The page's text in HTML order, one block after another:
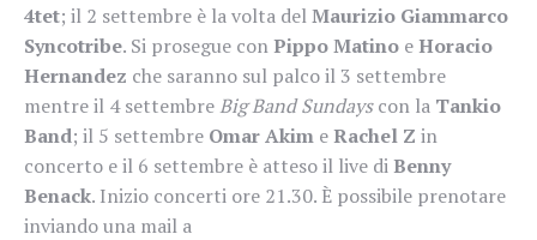
4tet; il 2 settembre è la volta delMaurizio Giammarco
Syncotribe. Si prosegue conPippo Matino eHoracio
Hernandez che saranno sul palco il 3 settembre
mentre il 4 settembreBig Band Sundayscon la Tankio
Band; il 5 settembre Omar Akim eRachel Z in
concerto e il 6 settembre è atteso il live diBenny
Benack. Inizio concerti ore 21.30. È possibile prenotare
inviando una mail a